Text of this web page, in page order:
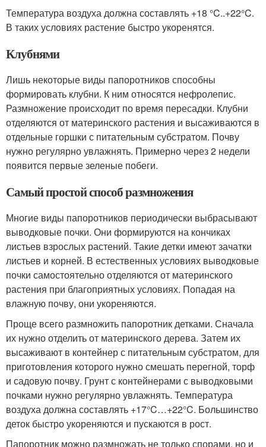
Температура воздуха должна составлять +18 °C..+22°C.
В таких условиях растение быстро укоренятся.
Клубнями
Лишь некоторые виды папоротников способны
формировать клубни. К ним относятся нефролепис.
Размножение происходит по время пересадки. Клубни
отделяются от материнского растения и высаживаются в
отдельные горшки с питательным субстратом. Почву
нужно регулярно увлажнять. Примерно через 2 недели
появится первые зеленые побеги.
Самый простой способ размножения
Многие виды папоротников периодически выбрасывают
выводковые почки. Они формируются на кончиках
листьев взрослых растений. Такие детки имеют зачатки
листьев и корней. В естественных условиях выводковые
почки самостоятельно отделяются от материнского
растения при благоприятных условиях. Попадая на
влажную почву, они укореняются.
Проще всего размножить папоротник детками. Сначала
их нужно отделить от материнского дерева. Затем их
высаживают в контейнер с питательным субстратом, для
приготовления которого нужно смешать перегной, торф
и садовую почву. Грунт с контейнерами с выводковыми
почками нужно регулярно увлажнять. Температура
воздуха должна составлять +17°C…+22°C. Большинство
деток быстро укореняются и пускаются в рост.
Папоротник можно размножать не только спорами, но и